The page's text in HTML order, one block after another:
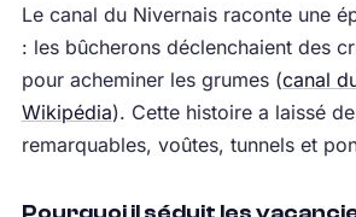
Le canal du Nivernais raconte une
: les bûcherons déclenchaient des
pour acheminer les grumes (canal
Wikipédia). Cette histoire a laissé
remarquables, voûtes, tunnels et